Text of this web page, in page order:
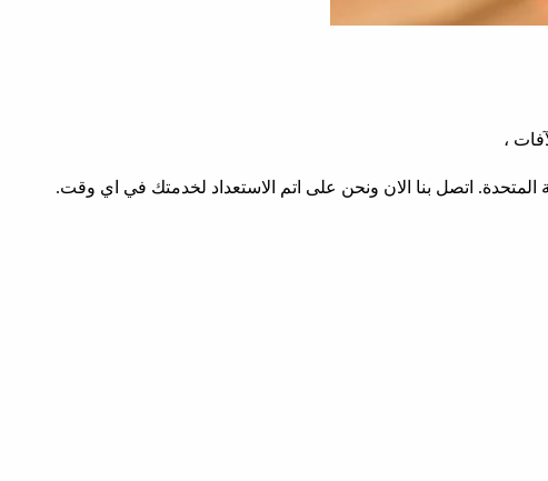
،
المتحدة. اتصل بنا الان ونحن على اتم الاستعداد لخدمتك في اي وقت.